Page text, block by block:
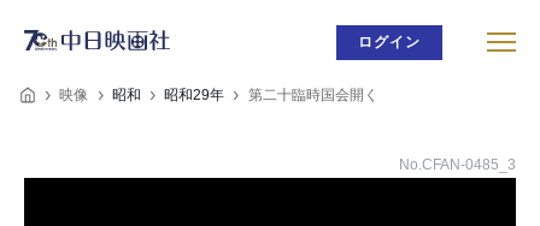
ログイン
映像 昭和 昭和29年 第二十臨時国会開く
No.CFAN-0485_3